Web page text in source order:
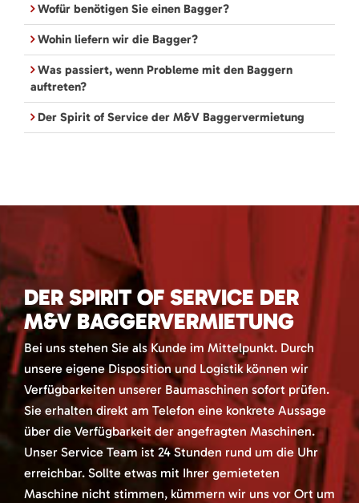
Wofür benötigen Sie einen Bagger?
Wohin liefern wir die Bagger?
Was passiert, wenn Probleme mit den Baggern
auftreten?
Der Spirit of Service der M&V Baggervermietung
DER SPIRIT OF SERVICE DER
M&V BAGGERVERMIETUNG
Bei uns stehen Sie als Kunde im Mittelpunkt. Durch
unsere eigene Disposition und Logistik können wir
Verfügbarkeiten unserer Baumaschinen sofort prüfen.
Sie erhalten direkt am Telefon eine konkrete Aussage
über die Verfügbarkeit der angefragten Maschinen.
Unser Service Team ist 24 Stunden rund um die Uhr
erreichbar. Sollte etwas mit Ihrer gemieteten
Maschine nicht stimmen, kümmern wir uns vor Ort um